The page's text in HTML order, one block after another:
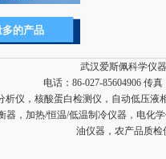
多的产品
武汉爱斯佩科学仪
电话：86-027-85604906 传真
析仪，核酸蛋白检测仪，自动低压液
器，加热/恒温/低温制冷仪器，电化
油仪器，农产品质